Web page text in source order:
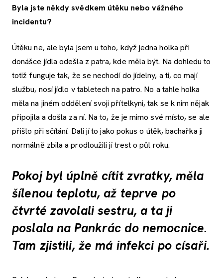
Byla jste někdy svědkem útěku nebo vážného
incidentu?
Útěku ne, ale byla jsem u toho, když jedna holka při
donášce jídla odešla z patra, kde měla být. Na dohledu to
totiž funguje tak, že se nechodí do jídelny, a ti, co mají
službu, nosí jídlo v tabletech na patro. No a tahle holka
měla na jiném oddělení svoji přítelkyni, tak se k nim nějak
připojila a došla za ní. Na to, že je mimo své místo, se ale
přišlo při sčítání. Dali jí to jako pokus o útěk, bachařka ji
normálně zbila a prodloužili jí trest o půl roku.
Pokoj byl úplně cítit zvratky, měla
šílenou teplotu, až teprve po
čtvrté zavolali sestru, a ta ji
poslala na Pankrác do nemocnice.
Tam zjistili, že má infekci po císaři.